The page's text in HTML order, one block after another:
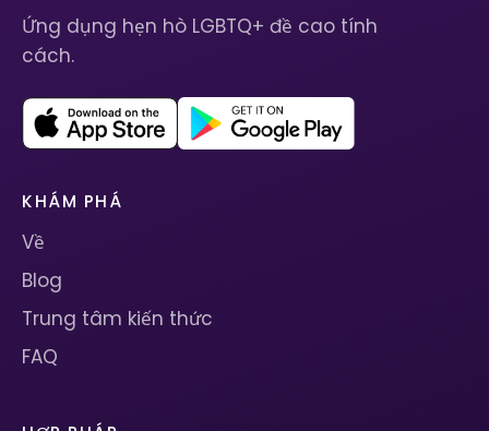
Ứng dụng hẹn hò LGBTQ+ đề cao tính
cách.
KHÁM PHÁ
Về
Blog
Trung tâm kiến ​​thức
FAQ